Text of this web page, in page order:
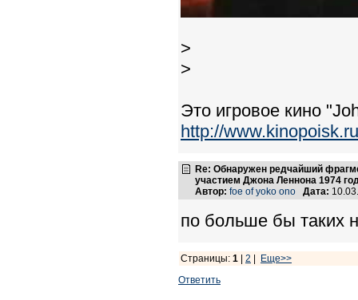
>
>
Это игровое кино
http://
Re: Обнаружен редчайший
участием Джона Леннона 1974
Автор: foe of yoko ono Дата:
по больше бы таких
Страницы: 1 2
Еще>>
Ответить